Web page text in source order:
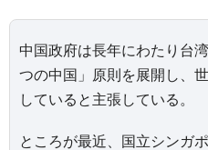
中国政府は長年にわたり台
つの中国」原則を展開し、
していると主張している。
ところが最近、国立シンガ